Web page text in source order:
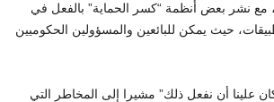
مع نشر بعض أنظمة “كسر الحماية” بالفعل في
حيث يمكن للبائعين والمسؤولين الحكوميين
علينا أن نفعل ذلك” مشيرا إلى المخاطر التي